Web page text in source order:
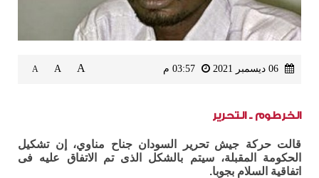
A
A
A
الخرطوم ـ التحرير
قالت حركة جيش تحرير السودان جناح مناوي، إن تشكيل
الحكومة المقبلة، سيتم بالشكل الذى تم الاتفاق عليه فى
اتفاقية السلام بجوبا.